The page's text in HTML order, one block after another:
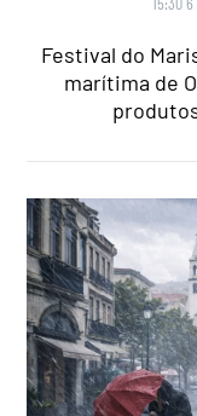
Festival do
marítima de